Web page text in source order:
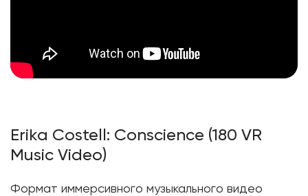
Erika Costell: Conscience (180 VR
Music Video)
Формат иммерсивного музыкального видео